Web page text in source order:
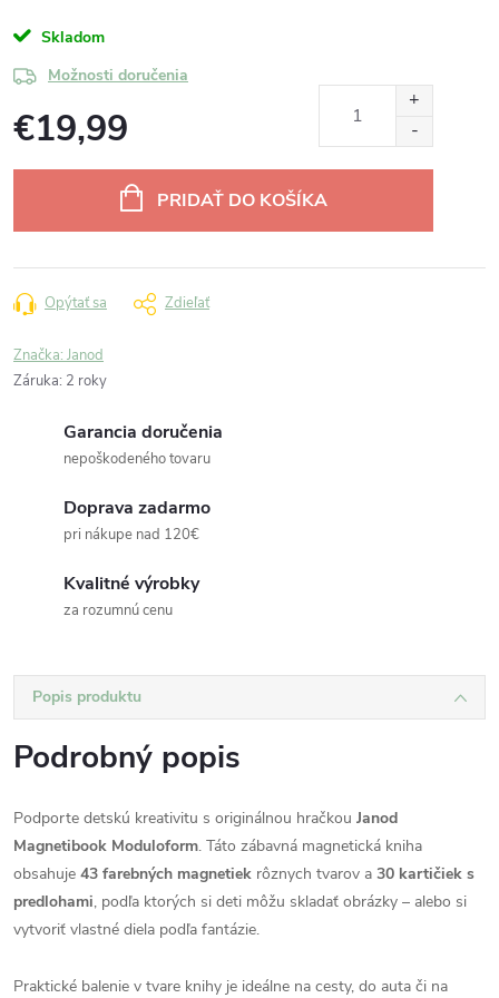
Skladom
Možnosti doručenia
€19,99
PRIDAŤ DO KOŠÍKA
Opýtať sa Zdieľať
Značka: Janod
Záruka: 2 roky
Garancia doručenia
nepoškodeného tovaru
Doprava zadarmo
pri nákupe nad 120€
Kvalitné výrobky
za rozumnú cenu
Popis produktu
Podrobný popis
Podporte detskú kreativitu s originálnou hračkou Janod
Magnetibook Moduloform. Táto zábavná magnetická kniha
obsahuje 43 farebných magnetiek rôznych tvarov a 30 kartičiek s
predlohami, podľa ktorých si deti môžu skladať obrázky – alebo si
vytvoriť vlastné diela podľa fantázie.
Praktické balenie v tvare knihy je ideálne na cesty, do auta či na